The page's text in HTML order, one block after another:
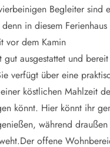
Begleiter sind
in diesem
vor dem Kamin
gut ausgestattet und
verfügt über eine
köstlichen Mahlzeit
könnt. Hier könnt ihr
während
offene